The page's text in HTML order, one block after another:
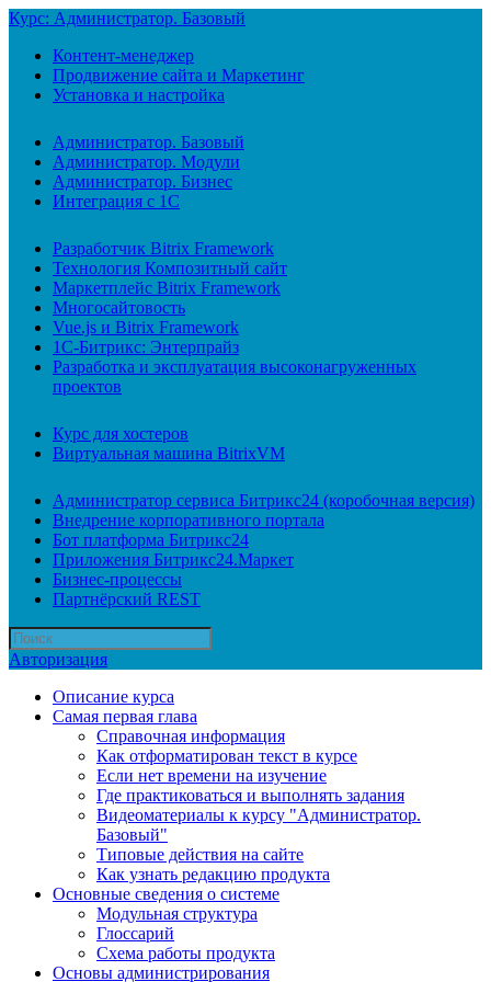
Курс: Администратор. Базовый
Контент-менеджер
Продвижение сайта и Маркетинг
Установка и настройка
Администратор. Базовый
Администратор. Модули
Администратор. Бизнес
Интеграция с 1С
Разработчик Bitrix Framework
Технология Композитный сайт
Маркетплейс Bitrix Framework
Многосайтовость
Vue.js и Bitrix Framework
1С-Битрикс: Энтерпрайз
Разработка и эксплуатация высоконагруженных
проектов
Курс для хостеров
Виртуальная машина BitrixVM
Администратор сервиса Битрикс24 (коробочная версия)
Внедрение корпоративного портала
Бот платформа Битрикс24
Приложения Битрикс24.Маркет
Бизнес-процессы
Партнёрский REST
Авторизация
Описание курса
Самая первая глава
Справочная информация
Как отформатирован текст в курсе
Если нет времени на изучение
Где практиковаться и выполнять задания
Видеоматериалы к курсу "Администратор.
Базовый"
Типовые действия на сайте
Как узнать редакцию продукта
Основные сведения о системе
Модульная структура
Глоссарий
Схема работы продукта
Основы администрирования